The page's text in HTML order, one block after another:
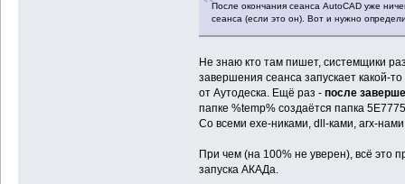
После окончания сеанса AutoCAD уже
сеанса (если это он). Вот и нужно
Не знаю кто там пишет, системщики
завершения сеанса запускает какой-
от Аутодеска. Ещё раз - после
папке %temp% создаётся папка
Со всеми exe-никами, dll-ками, arx-
При чем (на 100% не уверен), всё это
запуска АКАДа.